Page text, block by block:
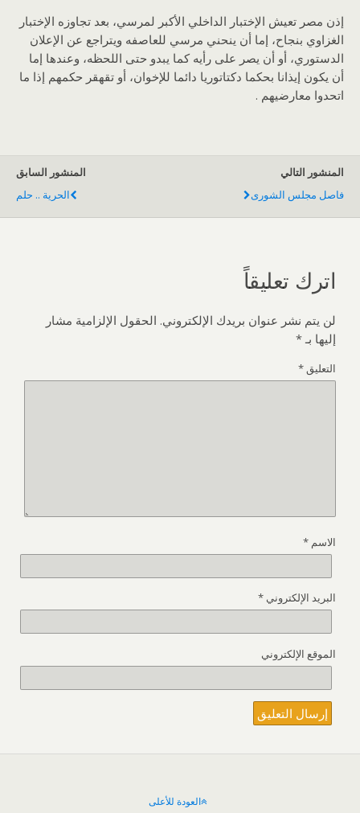
إذن مصر تعيش الإختبار الداخلي الأكبر لمرسي، بعد تجاوزه الإختبار
الغزاوي بنجاح، إما أن ينحني مرسي للعاصفه ويتراجع عن الإعلان
الدستوري، أو أن يصر على رأيه كما يبدو حتى اللحظه، وعندها إما
أن يكون إيذانا بحكما دكتاتوريا دائما للإخوان، أو تقهقر حكمهم إذا ما
اتحدوا معارضيهم .
المنشور السابق
الحرية .. حلم
المنشور التالي
فاصل مجلس الشورى
اترك تعليقاً
لن يتم نشر عنوان بريدك الإلكتروني. الحقول الإلزامية مشار
إليها بـ*
التعليق*
الاسم *
البريد الإلكتروني *
الموقع الإلكتروني
العودة للأعلى